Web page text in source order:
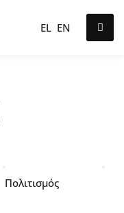
EL EN
Πολιτισμός